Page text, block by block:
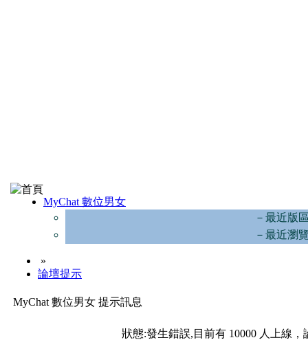
MyChat 數位男女
－最近版
－最近瀏
»
論壇提示
MyChat 數位男女 提示訊息
狀態:發生錯誤,目前有 10000 人上線